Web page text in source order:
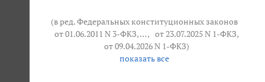
(в ред. Федеральных конституционных законов
от 01.06.2011 N 3-ФКЗ, … , от 23.07.2025 N 1-ФКЗ,
от 09.04.2026 N 1-ФКЗ)
показать все